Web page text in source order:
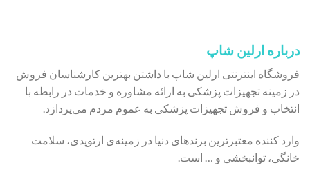
درباره ارلین شاپ
فروشگاه اینترنتی ارلین شاپ با داشتن بهترین کارشناسان فروش
در زمینه تجهیزات پزشکی به ارائه مشاوره و خدمات در رابطه با
انتخاب و فروش تجهیزات پزشکی به عموم مردم می‌پردازد.
وارد کننده معتبرترین برندهای دنیا در زمینه‌ی ارتوپدی، سلامت
خانگی، توانبخشی و … است.